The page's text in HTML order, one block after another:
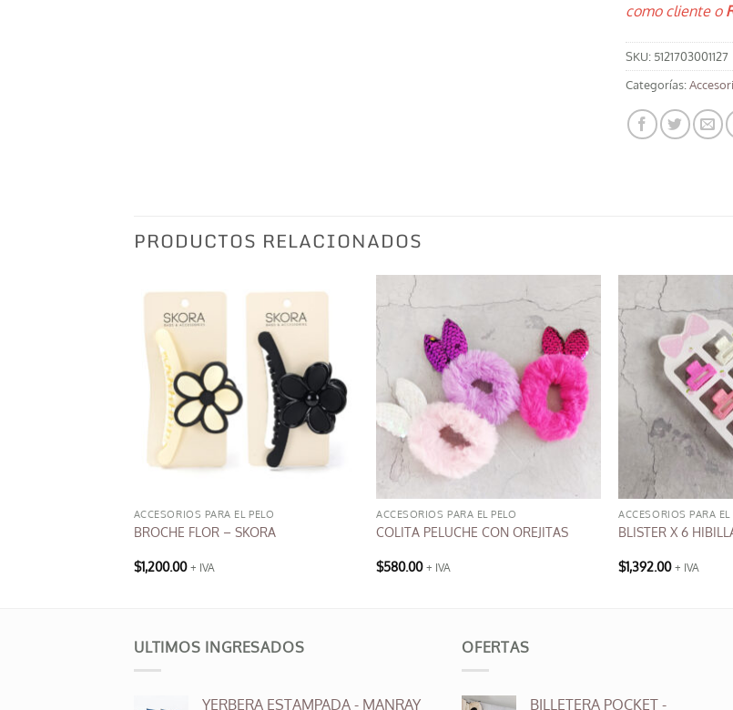
como cliente o
SKU: 5121703001127
Categorías:
PRODUCTOS RELACIONADOS
ACCESORIOS PARA EL PELO
BROCHE FLOR – SKORA
$1,200.00 + IVA
ACCESORIOS PARA EL PELO
COLITA PELUCHE CON OREJITAS
$580.00 + IVA
ACCESORIOS PARA EL
BLISTER X 6
$1,392.00 + IVA
ULTIMOS INGRESADOS
YERBERA ESTAMPADA - MANRAY
OFERTAS
BILLETERA POCKET -